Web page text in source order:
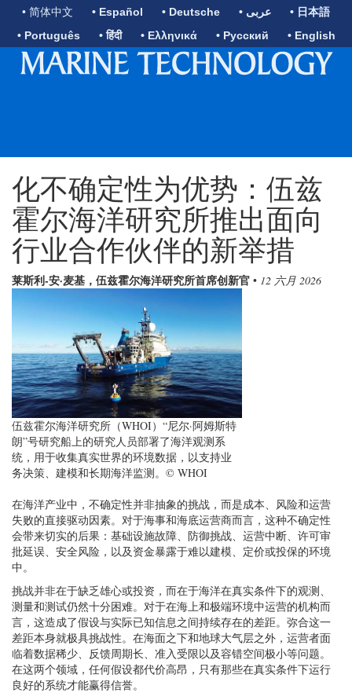
• 简体中文 • Español • Deutsche • عربى
• 日本語
• Português
• हिंदी • Ελληνικά • Русский • English
化不确定性为优势：伍兹
霍尔海洋研究所推出面向
行业合作伙伴的新举措
莱斯利-安·麦基，伍兹霍尔海洋研究所首席创新官 • 12 六月 2026
伍兹霍尔海洋研究所（WHOI）“尼尔·阿姆斯特
朗”号研究船上的研究人员部署了海洋观测系
统，用于收集真实世界的环境数据，以支持业
务决策、建模和长期海洋监测。© WHOI
在海洋产业中，不确定性并非抽象的挑战，而是成本、风险和运营
失败的直接驱动因素。对于海事和海底运营商而言，这种不确定性
会带来切实的后果：基础设施故障、防御挑战、运营中断、许可审
批延误、安全风险，以及资金暴露于难以建模、定价或投保的环境
中。
挑战并非在于缺乏雄心或投资，而在于海洋在真实条件下的观测、
测量和测试仍然十分困难。对于在海上和极端环境中运营的机构而
言，这造成了假设与实际已知信息之间持续存在的差距。弥合这一
差距本身就极具挑战性。在海面之下和地球大气层之外，运营者面
临着数据稀少、反馈周期长、准入受限以及容错空间极小等问题。
在这两个领域，任何假设都代价高昂，只有那些在真实条件下运行
良好的系统才能赢得信誉。